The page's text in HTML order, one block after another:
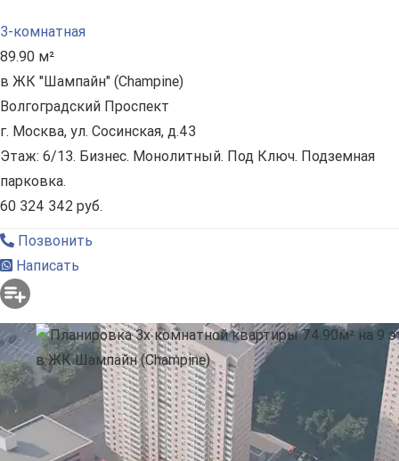
3-комнатная
89.90 м²
в ЖК "Шампайн" (Champine)
Волгоградский Проспект
г. Москва, ул. Сосинская, д.43
Этаж: 6/13. Бизнес. Монолитный. Под Ключ. Подземная
парковка.
60 324 342 руб.
Позвонить
Написать